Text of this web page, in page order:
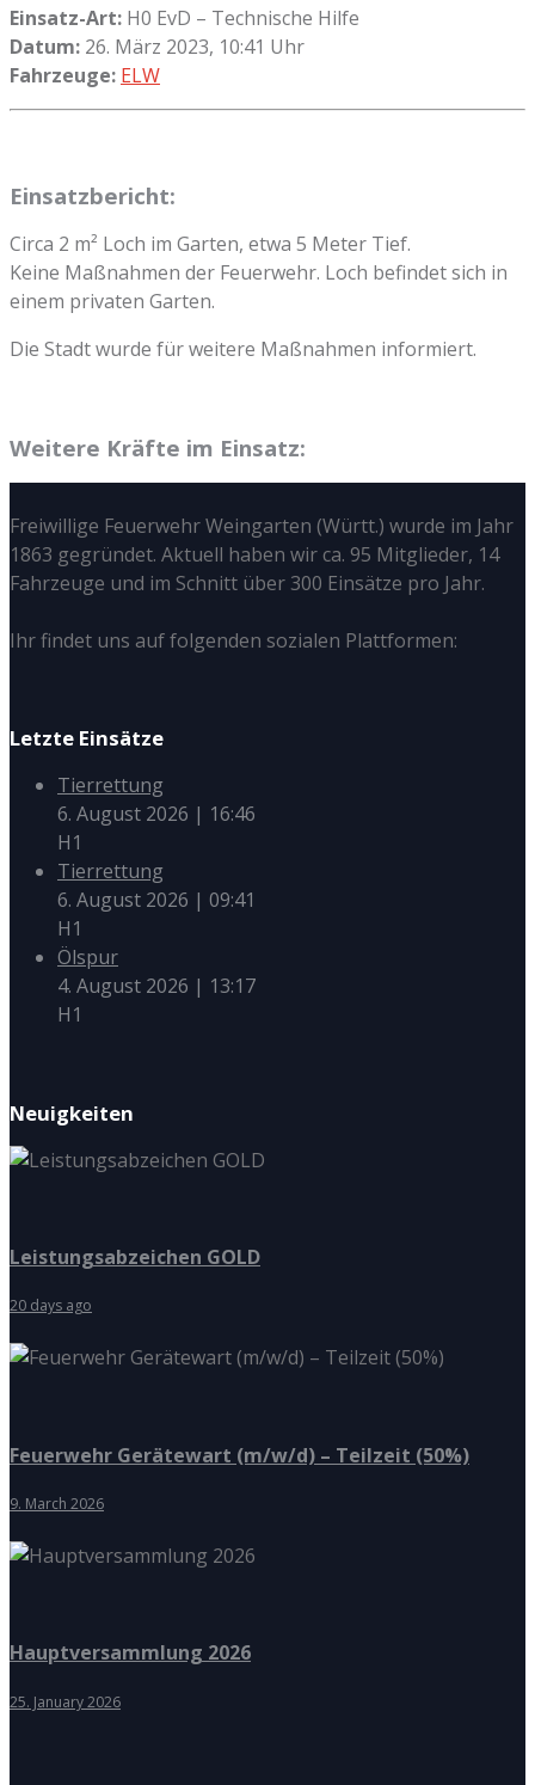
Einsatz-Art: H0 EvD – Technische Hilfe
Datum: 26. März 2023, 10:41 Uhr
Fahrzeuge: ELW
Einsatzbericht:
Circa 2 m² Loch im Garten, etwa 5 Meter Tief.
Keine Maßnahmen der Feuerwehr. Loch befindet sich in
einem privaten Garten.
Die Stadt wurde für weitere Maßnahmen informiert.
Weitere Kräfte im Einsatz:
Freiwillige Feuerwehr Weingarten (Württ.) wurde im Jahr
1863 gegründet. Aktuell haben wir ca. 95 Mitglieder, 14
Fahrzeuge und im Schnitt über 300 Einsätze pro Jahr.
Ihr findet uns auf folgenden sozialen Plattformen:
Letzte Einsätze
Tierrettung
6. August 2026 | 16:46
H1
Tierrettung
6. August 2026 | 09:41
H1
Ölspur
4. August 2026 | 13:17
H1
Neuigkeiten
Leistungsabzeichen GOLD
20 days ago
Feuerwehr Gerätewart (m/w/d) – Teilzeit (50%)
9. March 2026
Hauptversammlung 2026
25. January 2026